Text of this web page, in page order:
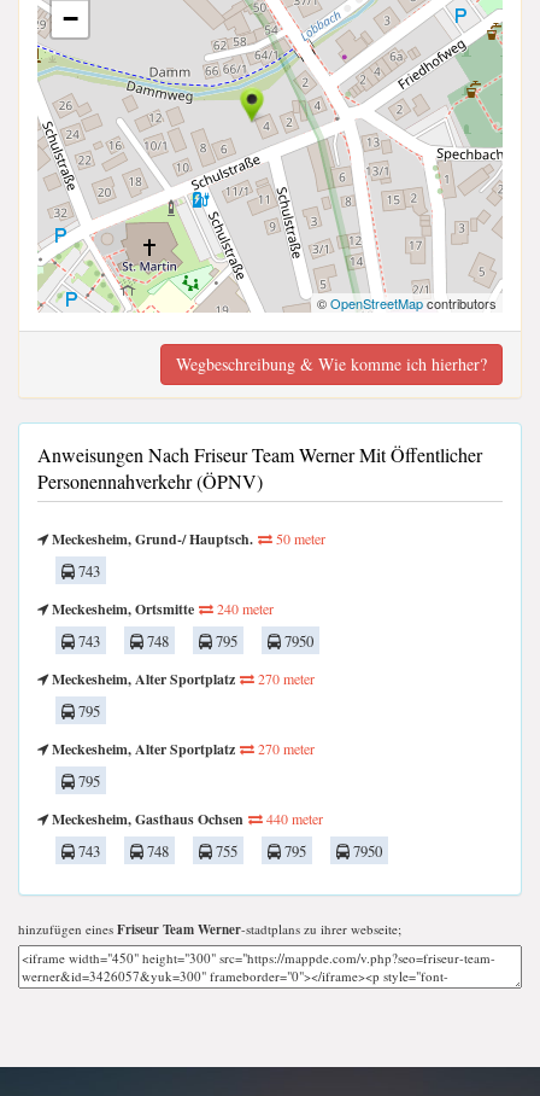
−
©OpenStreetMapcontributors
Wegbeschreibung & Wie komme ich hierher?
Anweisungen Nach Friseur Team Werner Mit Öffentlicher
Personennahverkehr (ÖPNV)
Meckesheim, Grund-/ Hauptsch. 50 meter
743
Meckesheim, Ortsmitte
240 meter
743 748 795
7950
Meckesheim, Alter Sportplatz
270 meter
795
Meckesheim, Alter Sportplatz
270 meter
795
Meckesheim, Gasthaus Ochsen
440 meter
743 748 755 795 7950
hinzufügen eines Friseur Team Werner-stadtplans zu ihrer webseite;